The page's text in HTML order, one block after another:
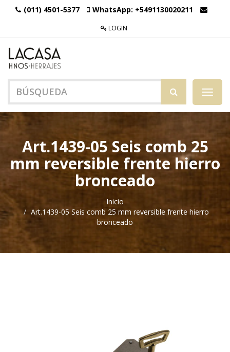
(011) 4501-5377 WhatsApp: +5491130020211
LOGIN
Menú
de
Art.1439-05 Seis comb 25
mm reversible frente hierro
bronceado
Inicio
Art.1439-05 Seis comb 25 mm reversible frente hierro
bronceado